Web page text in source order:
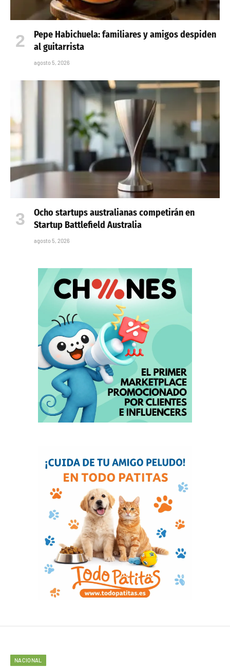
Pepe Habichuela: familiares y amigos despiden
al guitarrista
agosto 5, 2026
Ocho startups australianas competirán en
Startup Battlefield Australia
agosto 5, 2026
NACIONAL